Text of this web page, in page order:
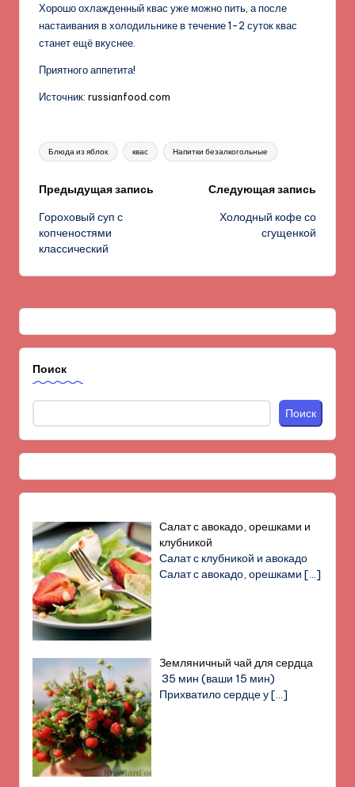
Хорошо охлажденный квас уже можно пить, а после
настаивания в холодильнике в течение 1-2 суток квас
станет ещё вкуснее.
Приятного аппетита!
Источник: russianfood.com
Метки:
Блюда из яблок квас Напитки безалкогольные
Навигация
записи
Предыдущая запись
Гороховый суп с
копченостями
классический
Следующая запись
Холодный кофе со
сгущенкой
Поиск
Поиск
Салат с авокадо, орешками и
клубникой
Салат с клубникой и авокадо
Салат с авокадо, орешками[…]
Земляничный чай для сердца
35 мин (ваши 15 мин)
Прихватило сердце у[…]